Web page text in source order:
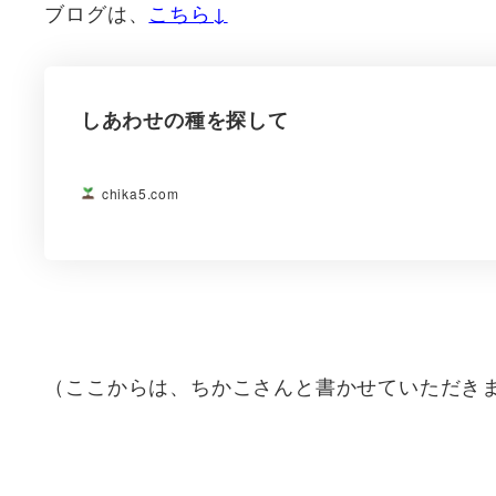
ブログは、 こちら↓
しあわせの種を探して
chika5.com
（ここからは、ちかこさんと書かせていただき